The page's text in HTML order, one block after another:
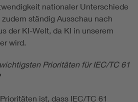
nationaler Unterschiede
ständig Ausschau nach
der KI-Welt, da KI in unserem
wird.
Prioritäten für IEC/TC 61
ist, dass IEC/TC 61